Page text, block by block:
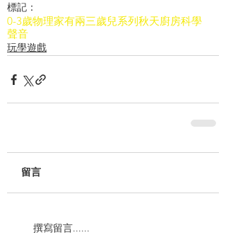
標記：
0-3歲物理家有兩三歲兒系列 秋天廚房科學
聲音
玩學遊戲
留言
撰寫留言......